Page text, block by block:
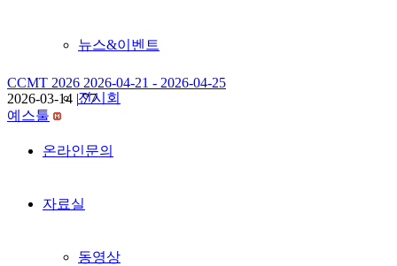
뉴스&이벤트
전시회
온라인문의
자료실
동영상
CCMT 2026 2026-04-21 - 2026-04-25
2026-03-14 |77
예스툴